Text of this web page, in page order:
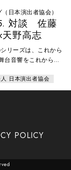
日本演出者協会）
対談 佐藤
野高志
リーズは、これから
台音響をこれから始
や仕事を紹介しま
めて間もない音響家
わせて紹介・解説
的としています。顔
仕方やチューニング
日本演出者協会
POLICY